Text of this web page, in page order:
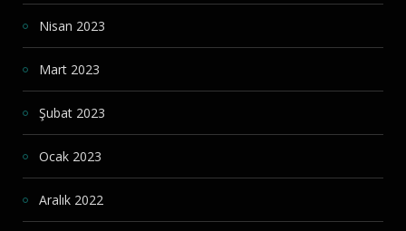
Nisan 2023
Mart 2023
Şubat 2023
Ocak 2023
Aralık 2022